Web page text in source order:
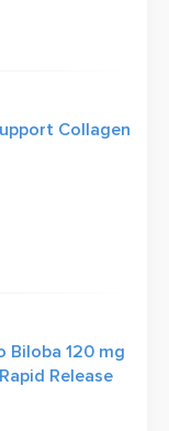
Collagen
Biloba 120 mg
Release